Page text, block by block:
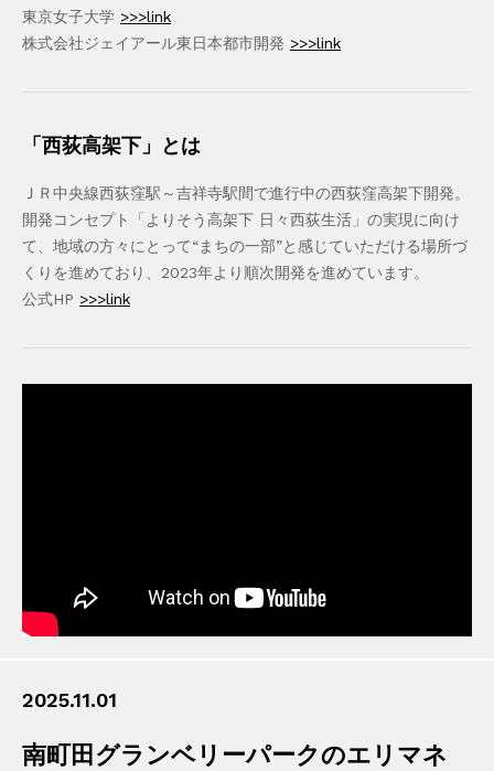
東京女子大学 >>>link
株式会社ジェイアール東日本都市開発 >>>link
「西荻高架下」とは
ＪＲ中央線西荻窪駅～吉祥寺駅間で進行中の西荻窪高架下開発。
開発コンセプト「よりそう高架下 日々西荻生活」の実現に向け
て、地域の方々にとって“まちの一部”と感じていただける場所づ
くりを進めており、2023年より順次開発を進めています。
公式HP >>>link
2025.11.01
南町田グランベリーパークのエリマネ